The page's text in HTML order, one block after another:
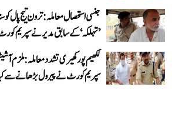
’تہلکہ‘ کے سابق مدیر نے سپریم کورٹ
لکھیم پور کھیری تشدد معاملہ: ملزم
سپریم کورٹ نے پیرول بڑھانے سے کیا